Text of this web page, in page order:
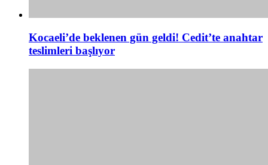
Kocaeli’de beklenen gün geldi! Cedit’te anahtar
teslimleri başlıyor